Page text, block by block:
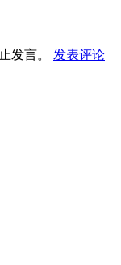
发言。
发表评论